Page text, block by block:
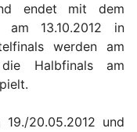
endet mit dem
am 13.10.2012 in
werden am
Halbfinals am
20.05.2012 und